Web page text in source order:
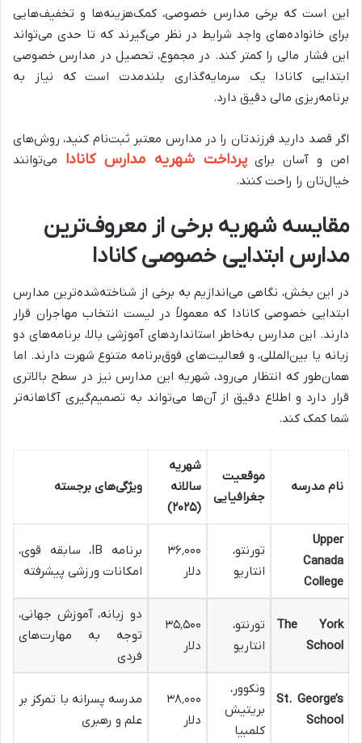
این است که برخی مدارس خصوصی، کمک‌هزینه‌ها و تخفیف‌هایی
برای خانواده‌های واجد شرایط در نظر می‌گیرند که تا حدی می‌تواند
این فشار مالی را کمتر کند. در مجموع، تحصیل در مدارس خصوصی
ابتدایی کانادا یک سرمایه‌گذاری بلندمدت است که نیاز به
برنامه‌ریزی مالی دقیق دارد.
اگر قصد دارید فرزندتان را در مدارس معتبر ثبت‌نام کنید، روش‌های
امن و آسان برایپرداخت شهریه مدارس کانادا می‌توانند
خیال‌تان را راحت کنند.
مقایسه شهریه برخی از معروف‌ترین
مدارس ابتدایی خصوصی کانادا
در این بخش، نگاهی می‌اندازیم به برخی از شناخته‌شده‌ترین مدارس
ابتدایی خصوصی کانادا که معمولاً در لیست انتخاب مهاجران قرار
دارند. این مدارس به‌خاطر استانداردهای آموزشی بالا، برنامه‌های دو
زبانه یا بین‌المللی، و فعالیت‌های فوق‌برنامه متنوع شهرت دارند. اما
همان‌طور که انتظار می‌رود، شهریه این مدارس نیز در سطح بالاتری
قرار دارد و اطلاع دقیق از آن‌ها می‌تواند به تصمیم‌گیری آگاهانه‌تر
شما کمک کند.
نام مدرسه
موقعیت
جغرافیایی
شهریه
سالانه
(۲۰۲۵)
ویژگی‌های برجسته
Upper
Canada
College
تورنتو،
انتاریو
۳۶٬۰۰۰
دلار
برنامه IB، سابقه قوی،
امکانات ورزشی پیشرفته
The York
School
تورنتو،
انتاریو
۳۵٬۵۰۰
دلار
دو زبانه، آموزش جهانی،
توجه به مهارت‌های
فردی
St. George’s
School
ونکوور،
بریتیش
کلمبیا
۳۸٬۰۰۰
دلار
مدرسه پسرانه با تمرکز بر
علم و رهبری